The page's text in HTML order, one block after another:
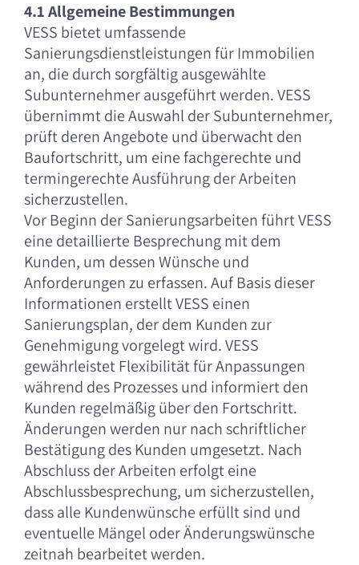
4.1 Allgemeine Bestimmungen
VESS bietet umfassende
Sanierungsdienstleistungen für Immobilien
an, die durch sorgfältig ausgewählte
Subunternehmer ausgeführt werden. VESS
übernimmt die Auswahl der Subunternehmer,
prüft deren Angebote und überwacht den
Baufortschritt, um eine fachgerechte und
termingerechte Ausführung der Arbeiten
sicherzustellen.
Vor Beginn der Sanierungsarbeiten führt VESS
eine detaillierte Besprechung mit dem
Kunden, um dessen Wünsche und
Anforderungen zu erfassen. Auf Basis dieser
Informationen erstellt VESS einen
Sanierungsplan, der dem Kunden zur
Genehmigung vorgelegt wird. VESS
gewährleistet Flexibilität für Anpassungen
während des Prozesses und informiert den
Kunden regelmäßig über den Fortschritt.
Änderungen werden nur nach schriftlicher
Bestätigung des Kunden umgesetzt. Nach
Abschluss der Arbeiten erfolgt eine
Abschlussbesprechung, um sicherzustellen,
dass alle Kundenwünsche erfüllt sind und
eventuelle Mängel oder Änderungswünsche
zeitnah bearbeitet werden.